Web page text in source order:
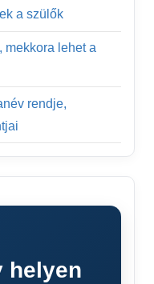
a szülők
mekkora lehet a
rendje,
helyen